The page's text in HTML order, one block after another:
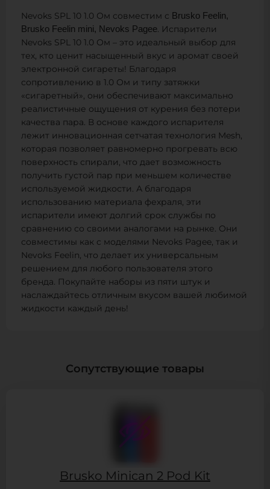
Nevoks SPL 10 1.0 Ом совместим с Brusko Feelin,
Brusko Feelin mini, Nevoks Pagee. Испарители
Nevoks SPL 10 1.0 Ом – это идеальный выбор для
тех, кто ценит насыщенный вкус и аромат своей
электронной сигареты! Благодаря
сопротивлению в 1.0 Ом и типу затяжки
«сигаретный», они обеспечивают максимально
реалистичные ощущения от курения без потери
качества пара. В основе каждого испарителя
лежит инновационная сетчатая технология Mesh,
которая позволяет равномерно прогревать всю
поверхность спирали, что дает возможность
получить густой пар при меньшем количестве
используемой жидкости. А благодаря
использованию материала фехраля, эти
испарители имеют долгий срок службы по
сравнению со своими аналогами на рынке. Они
совместимы как с моделями Nevoks Pagee, так и
Nevoks Feelin, что делает их универсальным
решением для любого пользователя этого
бренда. Покупайте наборы из пяти штук и
наслаждайтесь отличным вкусом вашей любимой
жидкости каждый день!
Сопутствующие товары
Brusko Minican 2 Pod Kit